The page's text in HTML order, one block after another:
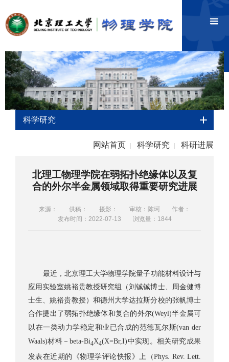
科学研究
网站首页 科学研究 科研进展
北理工物理学院在弱拓扑绝缘体以及复
合的外尔半金属领域取得重要研究进展
来源： 供稿： 摄影： 审核：陈珂
作者：
发布时间：2022-07-13
浏览量： 1844
最近，北京理工大学物理学院量子功能材料设计与
应用实验室姚裕贵教授研究组（刘铖铖博士、周金健博
士生、姚裕贵教授）和德州大学达拉斯分校的张帆博士
合作提出了弱拓扑绝缘体和复合的外尔(Weyl)半金属可
以在一类动力学稳定和业已合成的范德瓦尔斯(van der
Waals)材料－beta-Bi4X4(X=Br,I)中实现。相关研究成果
发表在近期的《物理学评论快报》上（Phys. Rev. Lett.